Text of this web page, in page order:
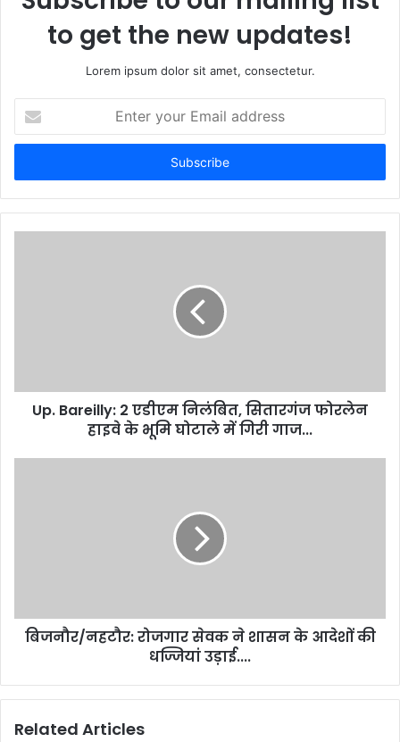
to get the new updates!
Lorem ipsum dolor sit amet, consectetur.
your
Email
Up. Bareilly: 2 एडीएम निलंबित, सितारगंज फोरलेन
हाइवे के भूमि घोटाले में गिरी गाज...
बिजनौर/नहटौर: रोजगार सेवक ने शासन के आदेशों की
धज्जियां उड़ाई....
Related Articles